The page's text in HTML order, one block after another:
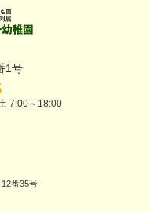
1号
7:00～18:00
番35号